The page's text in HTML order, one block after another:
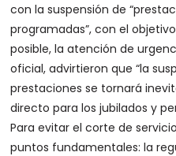
con la suspensión de
programadas”, con el
posible, la atención de
oficial, advirtieron que “la
prestaciones se tornará
directo para los jubilados y
Para evitar el corte de
puntos fundamentales: la